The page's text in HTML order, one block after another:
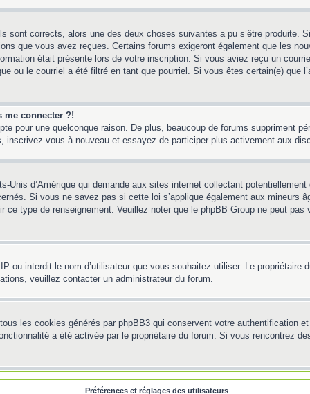
sont corrects, alors une des deux choses suivantes a pu s’être
que vous avez reçues. Certains forums exigeront également que les
était présente lors de votre inscription. Si vous aviez reçu un
ou le courriel a été filtré en tant que pourriel. Si vous êtes certain(e) que
me connecter ?!
pour une quelconque raison. De plus, beaucoup de forums suppriment
vous à nouveau et essayez de participer plus activement aux
d’Amérique qui demande aux sites internet collectant
Si vous ne savez pas si cette loi s’applique également aux
type de renseignement. Veuillez noter que le phpBB Group ne peut pas
ou interdit le nom d’utilisateur que vous souhaitez utiliser. Le
veuillez contacter un administrateur du forum.
les cookies générés par phpBB3 qui conservent votre authentification
a été activée par le propriétaire du forum. Si vous rencontrez
Préférences et réglages des utilisateurs